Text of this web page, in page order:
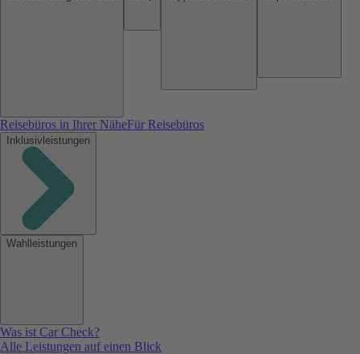
Reisebüros in Ihrer NäheFür Reisebüros
Inklusivleistungen
Wahlleistungen
Was ist Car Check?
Alle Leistungen auf einen Blick